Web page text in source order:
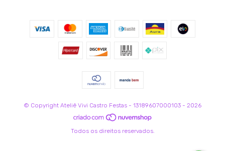
© Copyright Ateliê Vivi Castro Festas - 13189607000103 - 2026
Todos os direitos reservados.